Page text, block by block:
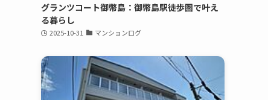
グランツコート御幣島：御幣島駅徒歩圏で叶え
る暮らし
2025-10-31 マンションログ